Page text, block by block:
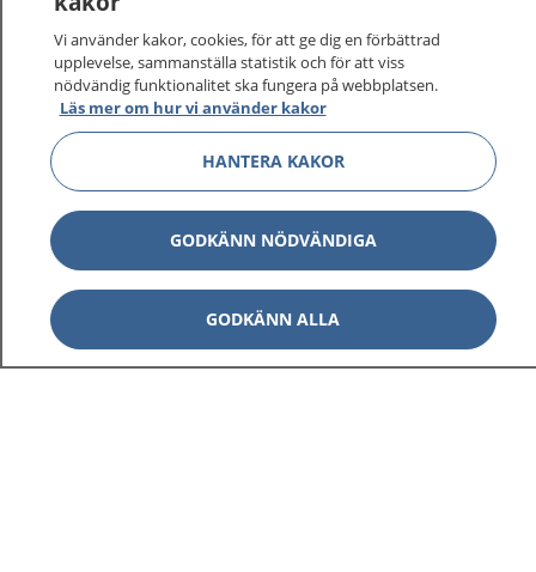
Vi använder kakor, cookies, för att ge dig en förbättrad
upplevelse, sammanställa statistik och för att viss
nödvändig funktionalitet ska fungera på webbplatsen.
Läs mer om hur vi använder kakor
HANTERA KAKOR
GODKÄNN NÖDVÄNDIGA
GODKÄNN ALLA